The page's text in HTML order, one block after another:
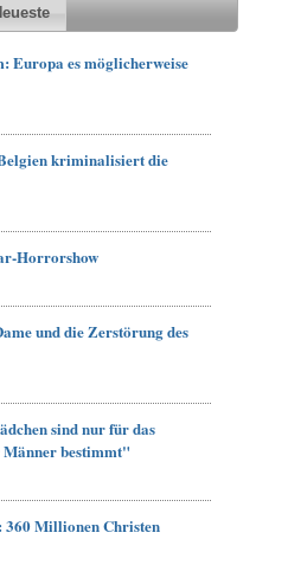
Europa es möglicherweise
kriminalisiert die
Horrorshow
und die Zerstörung des
sind nur für das
bestimmt"
360 Millionen Christen